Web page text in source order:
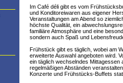
Im Café déli gibt es vom
und Konditoreiwaren aus eigener
Veranstaltungen am Abend so
höchste Qualität, ein
familiäre Atmosphäre und eine
sondern auch Spaß und
Frühstück gibt es täglich, wobei am
erweiterte Auswahl angeboten wird.
ein täglich wechselndes Mittagessen
regelmäßigen Abständen
Konzerte und Frühstücks-Buffets